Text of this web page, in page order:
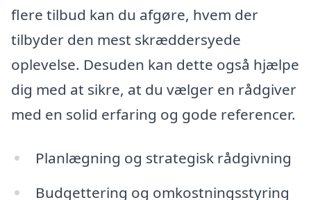
flere tilbud kan du afgøre, hvem der
tilbyder den mest skræddersyede
oplevelse. Desuden kan dette også hjælpe
dig med at sikre, at du vælger en rådgiver
med en solid erfaring og gode referencer.
Planlægning og strategisk rådgivning
Budgettering og omkostningsstyring